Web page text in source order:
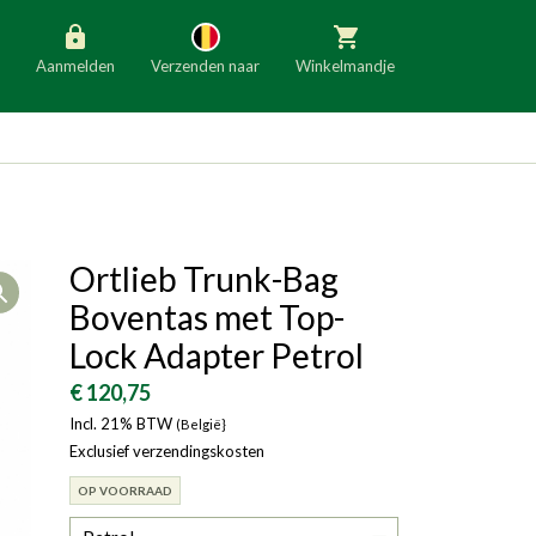
Aanmelden Verzenden naar
Slovenië Italië
Denemarken Finland
Bulgarije
Winkelmandje
Open
Ortlieb Trunk-Bag
Boventas met Top-
Lock Adapter Petrol
€ 120,75
Incl. 21% BTW (België}
Exclusief verzendingskosten
OP VOORRAAD